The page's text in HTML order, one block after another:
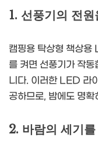
1. 선풍기의 전
캠핑용 탁상형 책상용
를 켜면 선풍기가 작
니다. 이러한 LED 라
공하므로, 밤에도 명
2. 바람의 세기